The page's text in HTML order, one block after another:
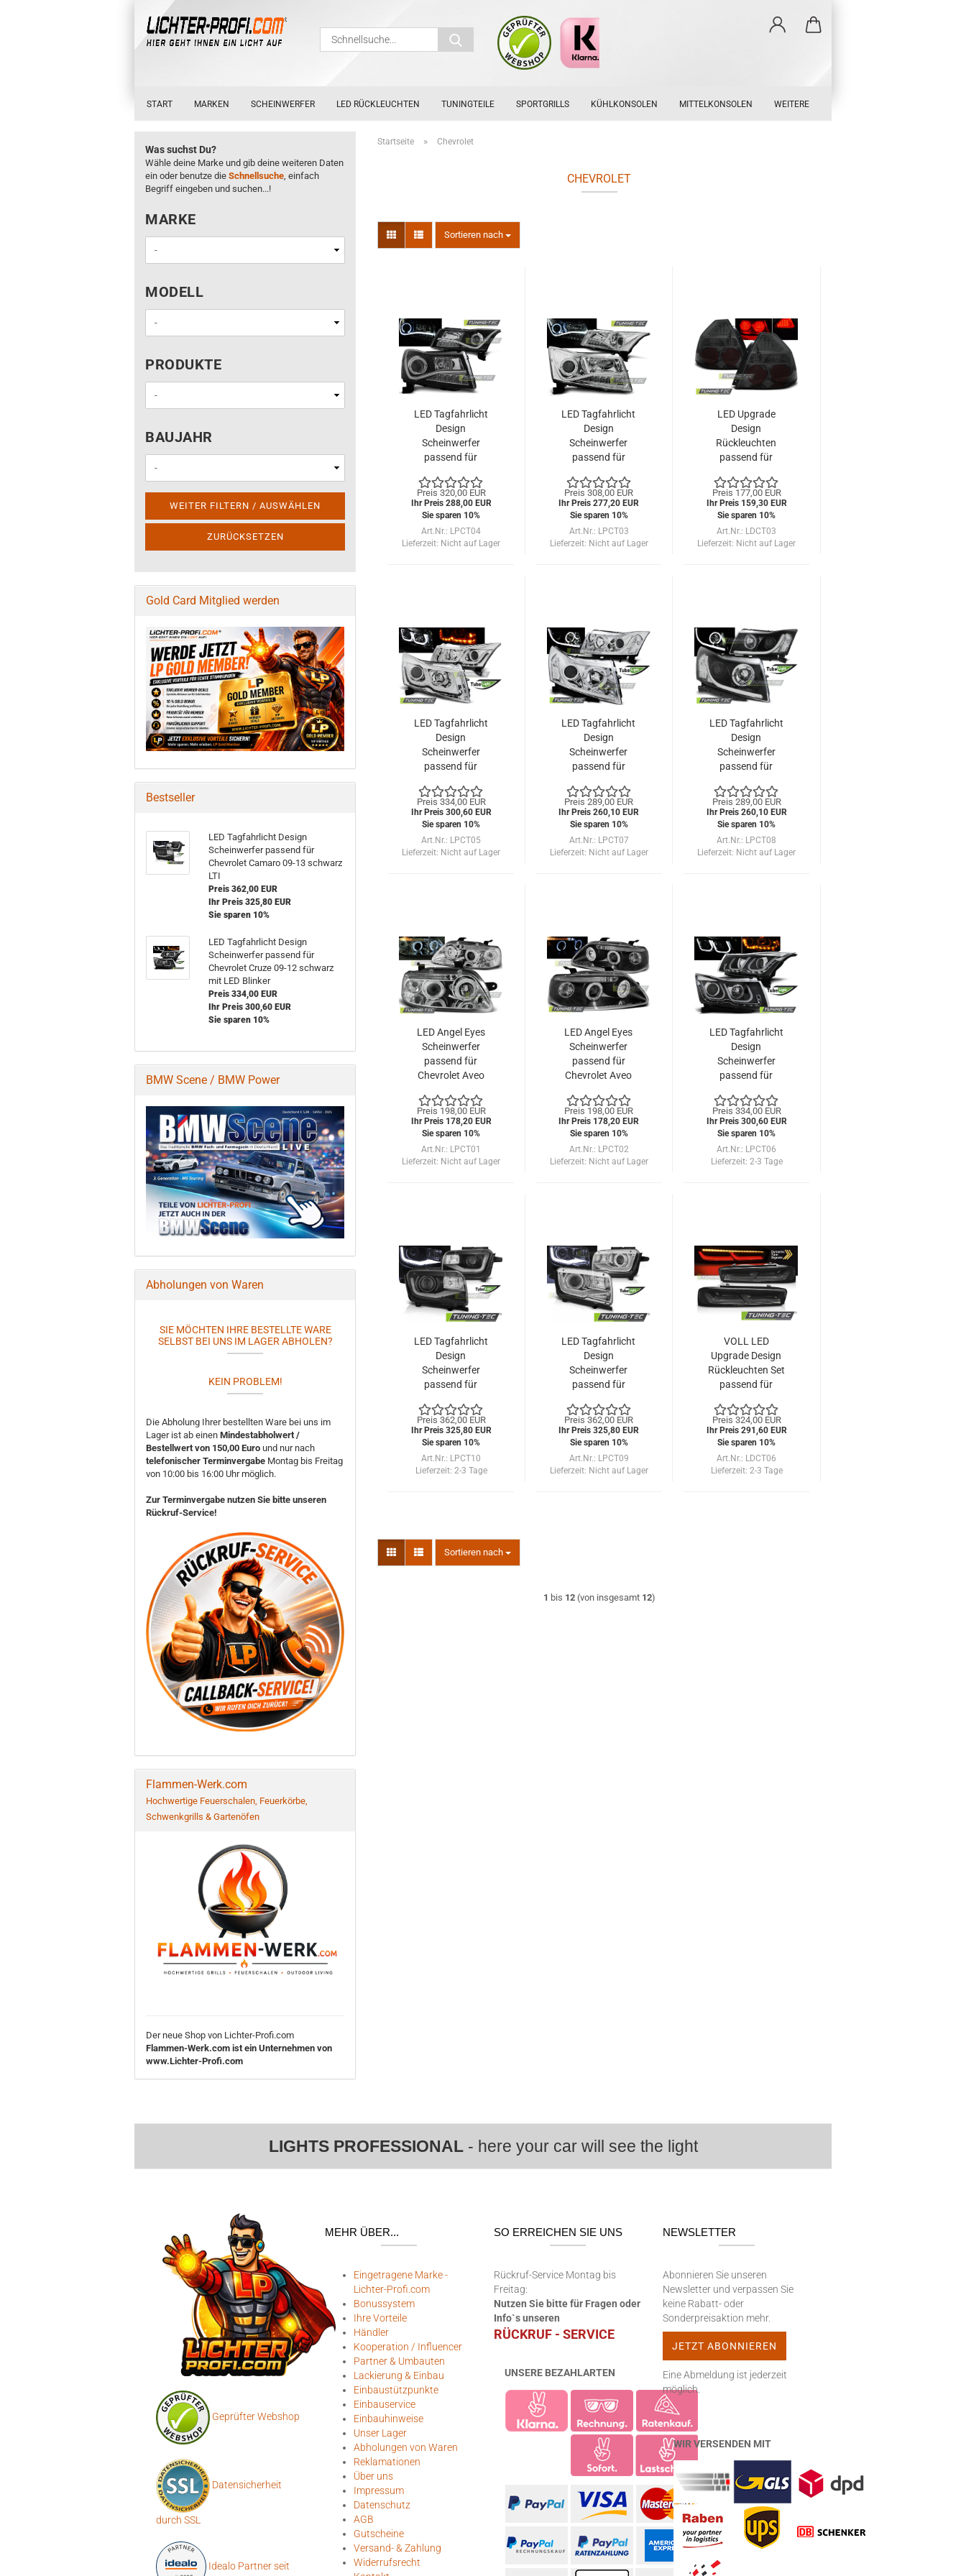
Schnellsuche...
START MARKEN SCHEINWERFER LED RÜCKLEUCHTEN TUNINGTEILE SPORTGRILLS KÜHLKONSOLEN MITTELKONSOLEN WEITERE
Startseite » Chevrolet
CHEVROLET
Sortieren nach
Sortieren nach
LED Tagfahrlicht
Design
Scheinwerfer
passend für
09-12 schwarz
Preis 320,00 EUR
Ihr Preis 288,00 EUR
Sie sparen 10%
Art.Nr.: LPCT04
Lieferzeit: Nicht auf Lager
LED Tagfahrlicht
Design
Scheinwerfer
passend für
09-12 chrom
Preis 308,00 EUR
Ihr Preis 277,20 EUR
Sie sparen 10%
Art.Nr.: LPCT03
Lieferzeit: Nicht auf Lager
LED Upgrade
Design
Rückleuchten
passend für
T250 Limousine
06-10 rauch
Preis 177,00 EUR
Ihr Preis 159,30 EUR
Sie sparen 10%
Art.Nr.: LDCT03
Lieferzeit: Nicht auf Lager
LED Tagfahrlicht
Design
Scheinwerfer
passend für
09-12 chrom mit
LED Blinker
Preis 334,00 EUR
Ihr Preis 300,60 EUR
Sie sparen 10%
Art.Nr.: LPCT05
Lieferzeit: Nicht auf Lager
LED Tagfahrlicht
Design
Scheinwerfer
passend für
09-12 chrom LTI
Preis 289,00 EUR
Ihr Preis 260,10 EUR
Sie sparen 10%
Art.Nr.: LPCT07
Lieferzeit: Nicht auf Lager
LED Tagfahrlicht
Design
Scheinwerfer
passend für
09-12 schwarz LTI
Preis 289,00 EUR
Ihr Preis 260,10 EUR
Sie sparen 10%
Art.Nr.: LPCT08
Lieferzeit: Nicht auf Lager
LED Angel Eyes
Scheinwerfer
passend für
Chevrolet Aveo
Preis 198,00 EUR
Ihr Preis 178,20 EUR
Sie sparen 10%
Art.Nr.: LPCT01
Lieferzeit: Nicht auf Lager
LED Angel Eyes
Scheinwerfer
passend für
Chevrolet Aveo
Preis 198,00 EUR
Ihr Preis 178,20 EUR
Sie sparen 10%
Art.Nr.: LPCT02
Lieferzeit: Nicht auf Lager
LED Tagfahrlicht
Design
Scheinwerfer
passend für
09-12 schwarz
mit LED Blinker
Preis 334,00 EUR
Ihr Preis 300,60 EUR
Sie sparen 10%
Art.Nr.: LPCT06
Lieferzeit: 2-3 Tage
LED Tagfahrlicht
Design
Scheinwerfer
passend für
09-13 schwarz LTI
Preis 362,00 EUR
Ihr Preis 325,80 EUR
Sie sparen 10%
Art.Nr.: LPCT10
Lieferzeit: 2-3 Tage
LED Tagfahrlicht
Design
Scheinwerfer
passend für
09-13 chrom LTI
Preis 362,00 EUR
Ihr Preis 325,80 EUR
Sie sparen 10%
Art.Nr.: LPCT09
Lieferzeit: Nicht auf Lager
VOLL LED
Upgrade Design
Rückleuchten Set
passend für
16-18
schwarz/smoke
mit dyn. Blinker
Preis 324,00 EUR
Ihr Preis 291,60 EUR
Sie sparen 10%
Art.Nr.: LDCT06
Lieferzeit: 2-3 Tage
Sortieren nach
Sortieren nach
1 bis 12(von insgesamt 12)
Was suchst Du?
Wähle deine Marke und gib deine weiteren Daten
ein oder benutze die Schnellsuche, einfach
Begriff eingeben und suchen...!
MARKE
MARKE
MODELL
MODELL
PRODUKTE
PRODUKTE
BAUJAHR
BAUJAHR
WEITER FILTERN / AUSWÄHLEN
ZURÜCKSETZEN
Gold Card Mitglied werden
Bestseller
LED Tagfahrlicht Design
Scheinwerfer passend für
Chevrolet Camaro 09-13 schwarz
LTI
Preis 362,00 EUR
Ihr Preis 325,80 EUR
Sie sparen 10%
LED Tagfahrlicht Design
Scheinwerfer passend für
Chevrolet Cruze 09-12 schwarz
mit LED Blinker
Preis 334,00 EUR
Ihr Preis 300,60 EUR
Sie sparen 10%
BMW Scene / BMW Power
Abholungen von Waren
SIE MÖCHTEN IHRE BESTELLTE WARE
SELBST BEI UNS IM LAGER ABHOLEN?
KEIN PROBLEM!
Die Abholung Ihrer bestellten Ware bei uns im
Lager ist ab einen Mindestabholwert /
Bestellwert von 150,00 Euro und nur nach
telefonischer Terminvergabe Montag bis Freitag
von 10:00 bis 16:00 Uhr möglich.
Zur Terminvergabe nutzen Sie bitte unseren
Rückruf-Service!
Flammen-Werk.com
Hochwertige Feuerschalen, Feuerkörbe,
Schwenkgrills & Gartenöfen
Der neue Shop von Lichter-Profi.com
Flammen-Werk.com ist ein Unternehmen von
www.Lichter-Profi.com
LIGHTS PROFESSIONAL- here your car will see the light
Geprüfter Webshop
Datensicherheit
durch SSL
Idealo Partner seit
MEHR ÜBER...
Eingetragene Marke -
Lichter-Profi.com
Bonussystem
Ihre Vorteile
Händler
Kooperation / Influencer
Partner & Umbauten
Lackierung & Einbau
Einbaustützpunkte
Einbauservice
Einbauhinweise
Unser Lager
Abholungen von Waren
Reklamationen
Über uns
Impressum
Datenschutz
AGB
Gutscheine
Versand- & Zahlung
Widerrufsrecht
SO ERREICHEN SIE UNS
Rückruf-Service Montag bis
Freitag:
Nutzen Sie bitte für Fragen oder
Info`s unseren
RÜCKRUF - SERVICE
UNSERE BEZAHLARTEN
NEWSLETTER
Abonnieren Sie unseren
Newsletter und verpassen Sie
keine Rabatt- oder
Sonderpreisaktion mehr.
Eine Abmeldung ist jederzeit
möglich.
WIR VERSENDEN MIT